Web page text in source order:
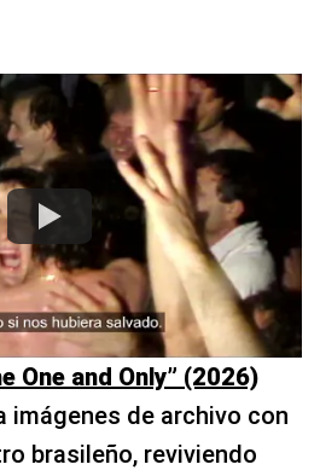
One and Only” (2026)
imágenes de archivo con
brasileño, reviviendo